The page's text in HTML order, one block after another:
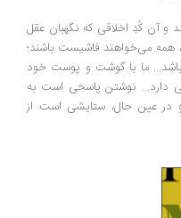
اخلاقی که نگهبان عقل
فاشیست باشند؛
با گوشت و پوست خود
نوشتن پاسخی است به
حال، ستایشی است از